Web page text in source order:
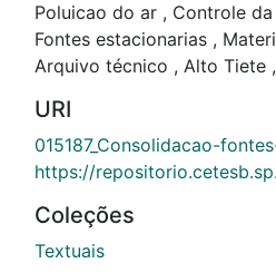
Poluicao do ar , Controle
Fontes estacionarias ,
Arquivo técnico , Alto Tiete ,
URI
015187_Consolidacao-
https://
Coleções
Textuais